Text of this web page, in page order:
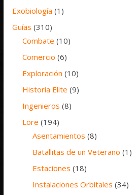
Exobiología (1)
Guías (310)
Combate (10)
Comercio (6)
Exploración (10)
Historia Elite (9)
Ingenieros (8)
Lore (194)
Asentamientos (8)
Batallitas de un Veterano (1)
Estaciones (18)
Instalaciones Orbitales (34)